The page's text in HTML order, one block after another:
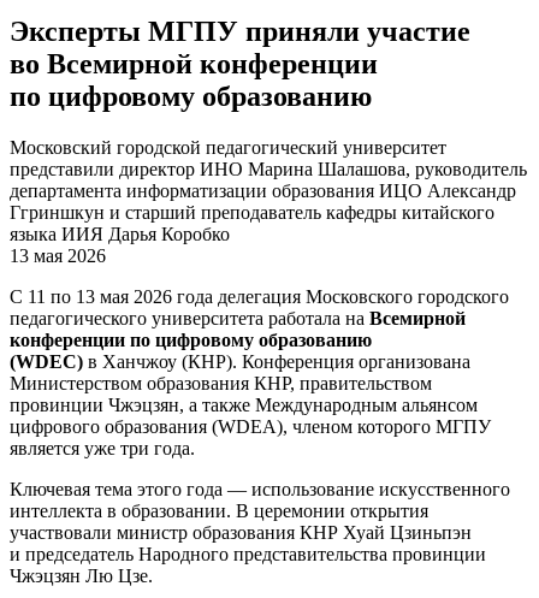
Эксперты МГПУ приняли участие
во Всемирной конференции
по цифровому образованию
Московский городской педагогический университет
представили директор ИНО Марина Шалашова, руководитель
департамента информатизации образования ИЦО Александр
Ггриншкун и старший преподаватель кафедры китайского
языка ИИЯ Дарья Коробко
13 мая 2026
С 11 по 13 мая 2026 года делегация Московского городского
педагогического университета работала на Всемирной
конференции по цифровому образованию
(WDEC) в Ханчжоу (КНР). Конференция организована
Министерством образования КНР, правительством
провинции Чжэцзян, а также Международным альянсом
цифрового образования (WDEA), членом которого МГПУ
является уже три года.
Ключевая тема этого года — использование искусственного
интеллекта в образовании. В церемонии открытия
участвовали министр образования КНР Хуай Цзиньпэн
и председатель Народного представительства провинции
Чжэцзян Лю Цзе.